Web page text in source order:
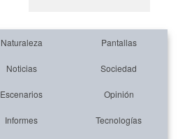
Naturaleza Pantallas
Noticias Sociedad
Escenarios Opinión
Informes Tecnologías